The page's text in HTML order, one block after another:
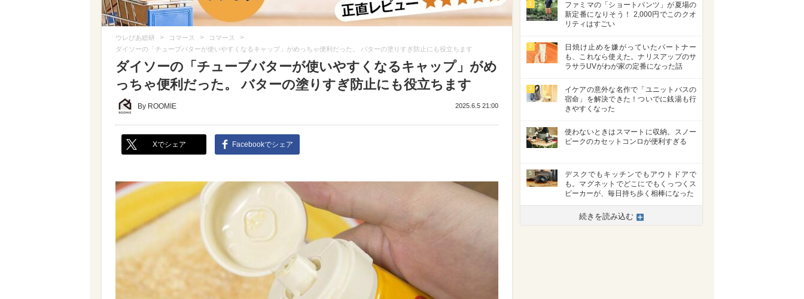
ウレぴあ総研 > コマース > コマース >
ダイソーの「チューブバターが使いやすくなるキャップ」がめっちゃ便利だった。 バターの塗りすぎ防止にも役立ちます
ダイソーの「チューブバターが使いやすくなるキャップ」がめ
っちゃ便利だった。 バターの塗りすぎ防止にも役立ちます
By ROOMIE 2025.6.5 21:00
Xでシェア Facebookでシェア
1
ファミマの「ショートパンツ」が夏場の
新定番になりそう！ 2,000円でこのクオ
リティはすごい
2
日焼け止めを嫌がっていたパートナー
も、これなら使えた。ナリスアップのサ
ラサラUVがわが家の定番になった話
3
イケアの意外な名作で「ユニットバスの
宿命」を解決できた！ついでに銭湯も行
きやすくなった
4
使わないときはスマートに収納。スノー
ピークのカセットコンロが便利すぎる
5
デスクでもキッチンでもアウトドアで
も。マグネットでどこにでもくっつくス
ピーカーが、毎日持ち歩く相棒になった
続きを読み込む